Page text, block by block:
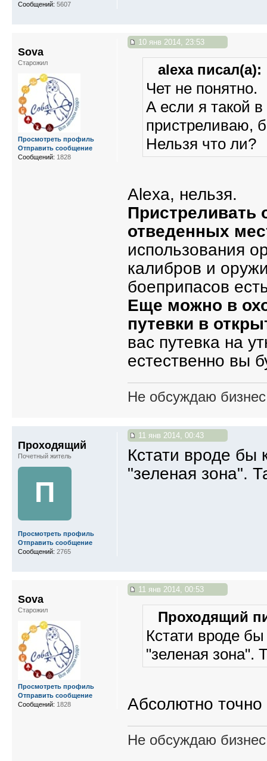
Сообщений: 5607
10 янв 2014, 23:53
alexa писал(а):
Чет не понятно.
А если я такой в
пристреливаю,
Нельзя что ли?
Alexa, нельзя.
Пристреливать
отведенных
использования
калибров и
боеприпасов
Еще можно в
путевки в
вас путевка на
естественно вы
Не обсуждаю
Sova
Старожил
Просмотреть профиль
Отправить сообщение
Сообщений: 1828
11 янв 2014, 00:43
Кстати вроде бы
"зеленая зона".
Проходящий
Почетный житель
П
Просмотреть профиль
Отправить сообщение
Сообщений: 2765
11 янв 2014, 00:53
Проходящий
Кстати вроде
"зеленая зона".
Абсолютно точно
Не обсуждаю
Sova
Старожил
Просмотреть профиль
Отправить сообщение
Сообщений: 1828